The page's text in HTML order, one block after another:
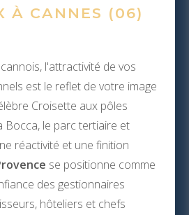
À CANNES (06)
l'attractivité de vos
est le reflet de votre image
Croisette aux pôles
Bocca, le parc tertiaire et
réactivité et une finition
se positionne comme
des gestionnaires
hôteliers et chefs